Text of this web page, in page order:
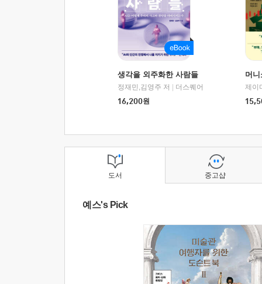
생각을 외주화한 사람들
정재민,김영주 저
더스퀘어
16,200원
머
도서
예스's Pick
중고샵